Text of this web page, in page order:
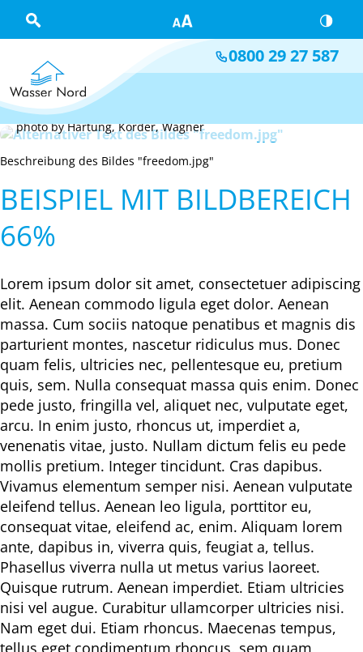
0800 29 27 587
Copyright: Photo GJU landing page under ‘Two
universities, great opportunities for you:
photo by Hartung, Korder, Wagner
Beschreibung des Bildes "freedom.jpg"
BEISPIEL MIT BILDBEREICH
66%
Lorem ipsum dolor sit amet, consectetuer adipiscing
elit. Aenean commodo ligula eget dolor. Aenean
massa. Cum sociis natoque penatibus et magnis dis
parturient montes, nascetur ridiculus mus. Donec
quam felis, ultricies nec, pellentesque eu, pretium
quis, sem. Nulla consequat massa quis enim. Donec
pede justo, fringilla vel, aliquet nec, vulputate eget,
arcu. In enim justo, rhoncus ut, imperdiet a,
venenatis vitae, justo. Nullam dictum felis eu pede
mollis pretium. Integer tincidunt. Cras dapibus.
Vivamus elementum semper nisi. Aenean vulputate
eleifend tellus. Aenean leo ligula, porttitor eu,
consequat vitae, eleifend ac, enim. Aliquam lorem
ante, dapibus in, viverra quis, feugiat a, tellus.
Phasellus viverra nulla ut metus varius laoreet.
Quisque rutrum. Aenean imperdiet. Etiam ultricies
nisi vel augue. Curabitur ullamcorper ultricies nisi.
Nam eget dui. Etiam rhoncus. Maecenas tempus,
tellus eget condimentum rhoncus, sem quam